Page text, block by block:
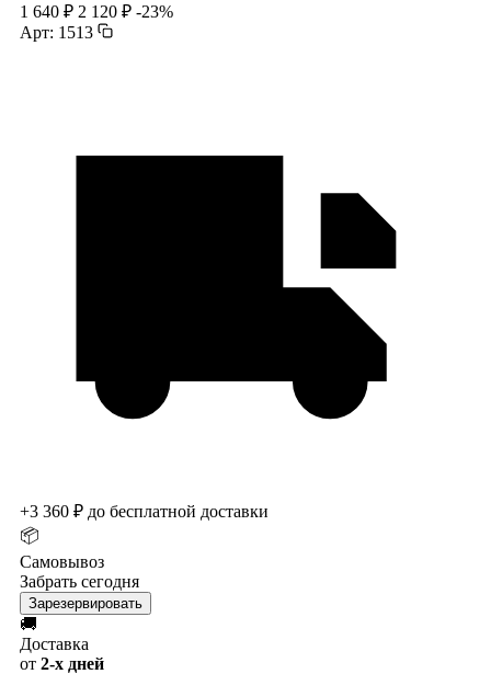
1 640 ₽ 2 120 ₽ -23%
Арт: 1513
+3 360 ₽ до бесплатной доставки
📦
Самовывоз
Забрать сегодня
Зарезервировать
🚚
Доставка
от 2-х дней